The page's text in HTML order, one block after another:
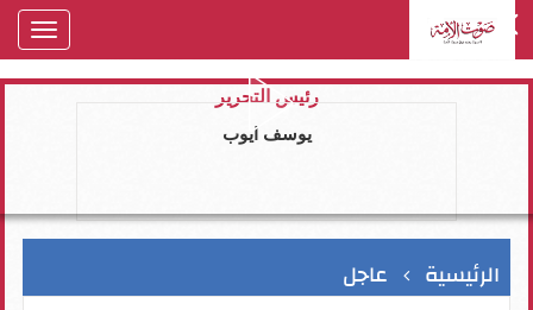
رئيس التحرير
يوسف ايوب
الرئيسية عاجل